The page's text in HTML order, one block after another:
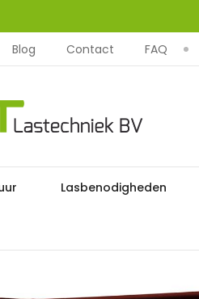
Blog Contact FAQ
Lasbenodigheden
Home